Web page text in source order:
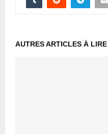
AUTRES ARTICLES À LIRE